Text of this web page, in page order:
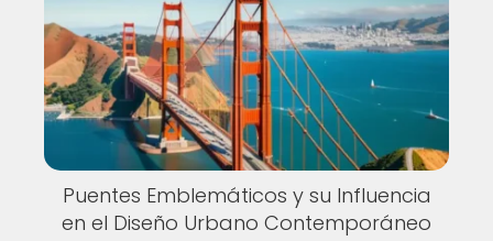
Puentes Emblemáticos y su Influencia
en el Diseño Urbano Contemporáneo